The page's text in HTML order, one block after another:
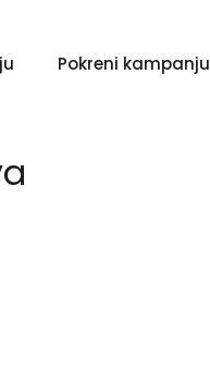
Pokreni kampanju